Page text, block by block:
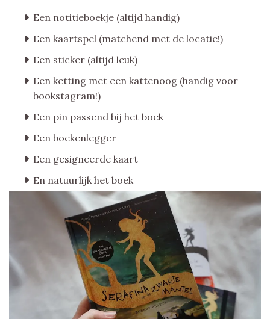
Een notitieboekje (altijd handig)
Een kaartspel (matchend met de locatie!)
Een sticker (altijd leuk)
Een ketting met een kattenoog (handig voor
bookstagram!)
Een pin passend bij het boek
Een boekenlegger
Een gesigneerde kaart
En natuurlijk het boek